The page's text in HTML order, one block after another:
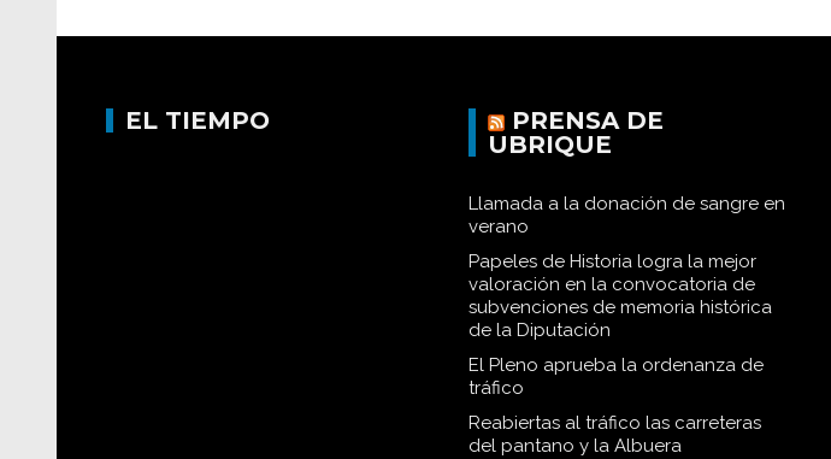
EL TIEMPO
PRENSA DE
UBRIQUE
Llamada a la donación de sangre en
verano
Papeles de Historia logra la mejor
valoración en la convocatoria de
subvenciones de memoria histórica
de la Diputación
El Pleno aprueba la ordenanza de
tráfico
Reabiertas al tráfico las carreteras
del pantano y la Albuera